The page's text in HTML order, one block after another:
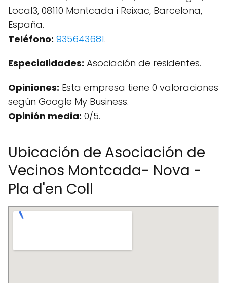
Local3, 08110 Montcada i Reixac, Barcelona,
España.
Teléfono: 935643681.
Especialidades: Asociación de residentes.
Opiniones: Esta empresa tiene 0 valoraciones
según Google My Business.
Opinión media: 0/5.
Ubicación de Asociación de
Vecinos Montcada- Nova -
Pla d'en Coll